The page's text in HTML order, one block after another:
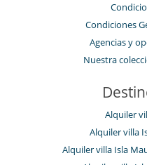
Condiciones
Agencias y
Nuestra
Alquiler
Alquiler villa
Alquiler villa Isla